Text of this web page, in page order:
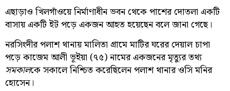
এছাড়াও খিলগাঁওয়ে নির্মাণাধীন ভবন থেকে পাশের দোতলা একটি
বাসায় একটি ইট পড়ে একজন আহত হয়েছেন বলে জানা গেছে।
নরসিংদীর পলাশ থানায় মালিতা গ্রামে মাটির ঘরের দেয়াল চাপা
পড়ে কাজেম আলী ভূইয়া (৭৫) নামের একজনের মৃত্যুর তথ্য
সমকালকে সকালে নিশ্চিত করেছিলেন পলাশ থানার ওসি মনির
হোসেন।